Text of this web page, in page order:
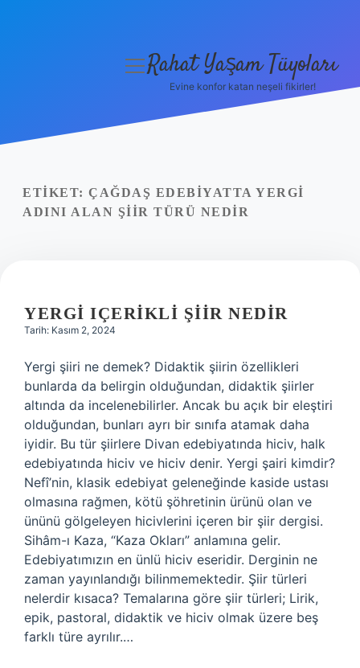
Yasal Uyarı
menüyü
Rahat Yaşam Tüyoları
Evine konfor katan neşeli fikirler!
ETIKET: ÇAĞDAŞ EDEBIYATTA YERGI
ADINI ALAN ŞIIR TÜRÜ NEDIR
YERGI IÇERIKLI ŞIIR NEDIR
Tarih: Kasım 2, 2024
Yergi şiiri ne demek? Didaktik şiirin özellikleri
bunlarda da belirgin olduğundan, didaktik şiirler
altında da incelenebilirler. Ancak bu açık bir eleştiri
olduğundan, bunları ayrı bir sınıfa atamak daha
iyidir. Bu tür şiirlere Divan edebiyatında hiciv, halk
edebiyatında hiciv ve hiciv denir. Yergi şairi kimdir?
Nefî’nin, klasik edebiyat geleneğinde kaside ustası
olmasına rağmen, kötü şöhretinin ürünü olan ve
ününü gölgeleyen hicivlerini içeren bir şiir dergisi.
Sihâm-ı Kaza, “Kaza Okları” anlamına gelir.
Edebiyatımızın en ünlü hiciv eseridir. Derginin ne
zaman yayınlandığı bilinmemektedir. Şiir türleri
nelerdir kısaca? Temalarına göre şiir türleri; Lirik,
epik, pastoral, didaktik ve hiciv olmak üzere beş
farklı türe ayrılır.…